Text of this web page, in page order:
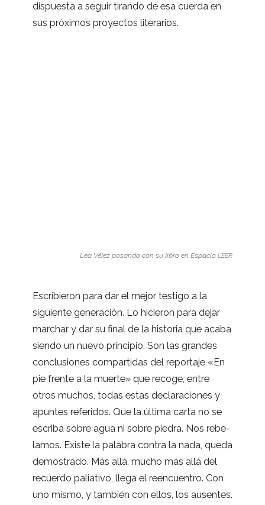
dis­puesta a seguir tirando de esa cuerda en
sus pró­xi­mos pro­yec­tos literarios.
Lea Vélez posando con su libro en Espa­cioLEER
Escri­bie­ron para dar el mejor tes­tigo a la
siguiente gene­ra­ción. Lo hicie­ron para dejar
mar­char y dar su final de la his­to­ria que acaba
siendo un nuevo prin­ci­pio. Son las gran­des
con­clu­sio­nes com­par­ti­das del repor­taje «En
pie frente a la muerte» que recoge, entre
otros muchos, todas estas decla­ra­cio­nes y
apun­tes refe­ri­dos. Que la última carta no se
escriba sobre agua ni sobre pie­dra. Nos rebe­
la­mos. Existe la pala­bra con­tra la nada, queda
demos­trado. Más allá, mucho más allá del
recuerdo palia­tivo, llega el reen­cuen­tro. Con
uno mismo, y tam­bién con ellos, los ausen­tes.